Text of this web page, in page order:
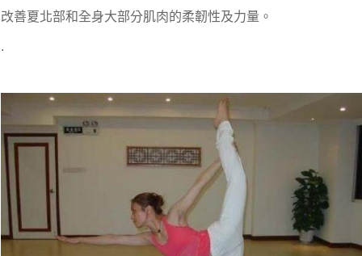
改善夏北部和全身大部分肌肉的柔韌性及力量。
.